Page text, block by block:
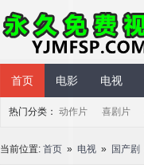
永久免费视频
首页 电影 电视
热门分类： 动作片 喜剧片
当前位置: 首页 » 电视 » 国产剧